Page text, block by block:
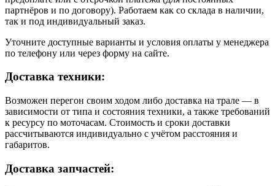
партнёров и по договору). Работаем как со склада в наличии,
так и под индивидуальный заказ.
Уточните доступные варианты и условия оплаты у менеджера
по телефону или через форму на сайте.
Доставка техники:
Возможен перегон своим ходом либо доставка на трале — в
зависимости от типа и состояния техники, а также требований
к ресурсу по моточасам. Стоимость и сроки доставки
рассчитываются индивидуально с учётом расстояния и
габаритов.
Доставка запчастей: